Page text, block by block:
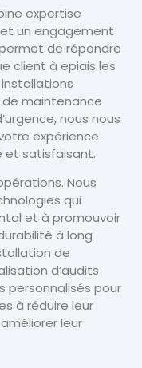
expertise
un engagement
de répondre
client à epiais les
maintenance
nous nous
expérience
et satisfaisant.
Nous
qui
et à promouvoir
à long
de
d’audits
personnalisés pour
à réduire leur
leur